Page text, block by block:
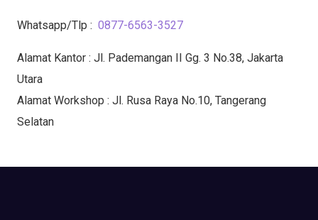
Whatsapp/Tlp : 0877-6563-3527
Alamat Kantor : Jl. Pademangan II Gg. 3 No.38, Jakarta
Utara
Alamat Workshop : Jl. Rusa Raya No.10, Tangerang
Selatan